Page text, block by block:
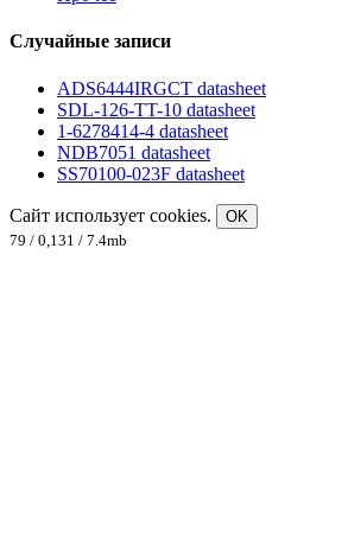
Случайные записи
ADS6444IRGCT datasheet
SDL-126-TT-10 datasheet
1-6278414-4 datasheet
NDB7051 datasheet
SS70100-023F datasheet
Сайт использует cookies.
OK
79 / 0,131 / 7.4mb